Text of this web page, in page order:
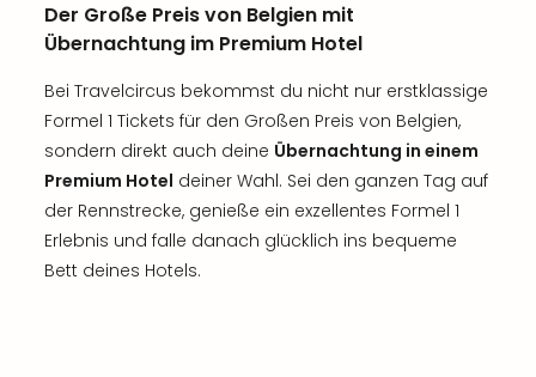
Der Große Preis von Belgien mit
Übernachtung im Premium Hotel
Bei Travelcircus bekommst du nicht nur erstklassige
Formel 1 Tickets für den Großen Preis von Belgien,
sondern direkt auch deine Übernachtung in einem
Premium Hotel deiner Wahl. Sei den ganzen Tag auf
der Rennstrecke, genieße ein exzellentes Formel 1
Erlebnis und falle danach glücklich ins bequeme
Bett deines Hotels.